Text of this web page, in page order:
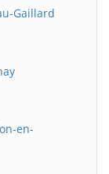
Gaillard
en-